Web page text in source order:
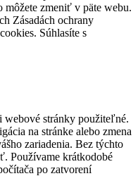
zmeniť v päte webu.
Zásadách ochrany
Súhlasíte s
webové stránky použiteľné.
na stránke alebo zmena
zariadenia. Bez týchto
Používame krátkodobé
po zatvorení